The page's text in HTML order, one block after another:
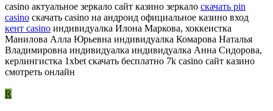
casino актуальное зеркало сайт казино зеркало скачать pin
casino скачать casino на андроид официальное казино вход
кент casino индивидуалка Илона Маркова, хоккеистка
Манилова Алла Юрьевна индивидуалка Комарова Наталья
Владимировна индивидуалка индивидуалка Анна Сидорова,
керлингистка 1xbet скачать бесплатно 7k casino сайт казино
смотреть онлайн
R